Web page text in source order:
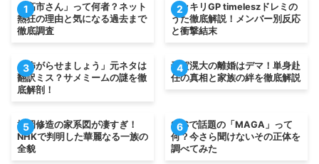
1
「高市さん」って何者？ネット
熱狂の理由と気になる過去まで
徹底調査
2
ドッキリGP timeleszドレミの
うた徹底解説！メンバー別反応
と衝撃結末
3
「怖がらせましょう」元ネタは
翻訳ミス？サメミームの謎を徹
底解剖！
4
千賀滉大の離婚はデマ！単身赴
任の真相と家族の絆を徹底解説
5
松岡修造の家系図が凄すぎ！
NHKで判明した華麗なる一族の
全貌
6
SNSで話題の「MAGA」って
何？今さら聞けないその正体を
調べてみた